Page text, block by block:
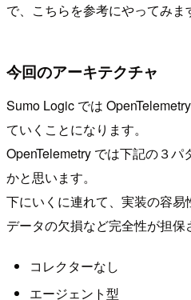
で、こちらを参考にやってみま
今回のアーキテクチャ
Sumo Logic では
ていくことになります。
OpenTelemetry では下記の３
かと思います。
下にいくに連れて、実装の容
データの欠損など完全性が担保
コレクターなし
エージェント型